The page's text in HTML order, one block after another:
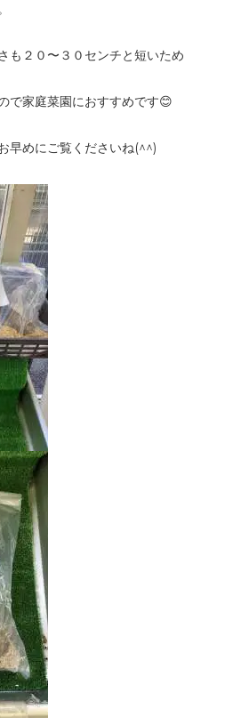
も２０〜３０センチと短いため
で家庭菜園におすすめです😊
早めにご覧くださいね(^^)